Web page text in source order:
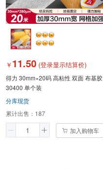
￥ 11.50 (登录显示结算价)
得力 30mm×20码 高粘性 双面 布基胶
30400 单个装
分库现货
累计出售： 187
加入购物车